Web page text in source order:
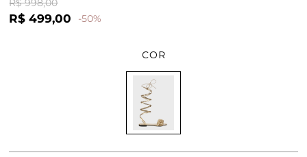
R$ 998,00
R$ 499,00 -50%
COR